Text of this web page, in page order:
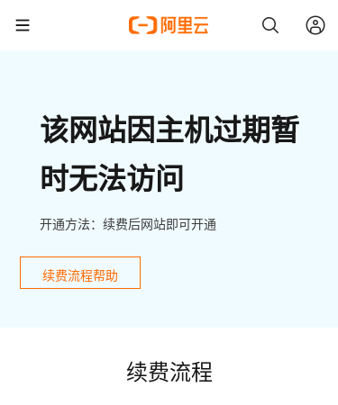
该网站因主机过期暂
时无法访问
开通方法：续费后网站即可开通
续费流程帮助
续费流程